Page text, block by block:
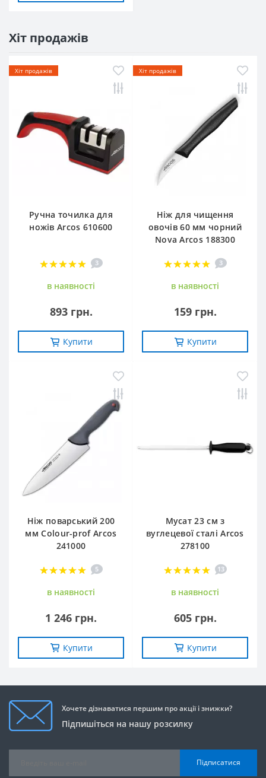
Хіт продажів
Хіт продажів
Ручна точилка для
ножів Arcos 610600
3
в наявностi
893 грн.
Купити
Хіт продажів
Ніж для чищення
овочів 60 мм чорний
Nova Arcos 188300
3
в наявностi
159 грн.
Купити
Ніж поварський 200
мм Сolour-prof Arcos
241000
5
в наявностi
1 246 грн.
Купити
Мусат 23 см з
вуглецевої сталі Arcos
278100
13
в наявностi
605 грн.
Купити
Хочете дізнаватися першим про акції і знижки?
Підпишіться на нашу розсилку
Підписатися